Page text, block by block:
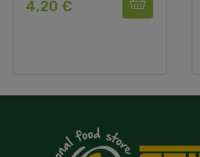
4,20 €